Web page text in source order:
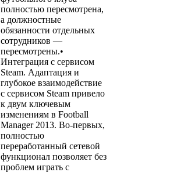
полностью пересмотрена,
а должностные
обязанности отдельных
сотрудников —
пересмотрены.•
Интеграция с сервисом
Steam. Адаптация и
глубокое взаимодействие
с сервисом Steam привело
к двум ключевым
изменениям в Football
Manager 2013. Во-первых,
полностью
переработанный сетевой
функционал позволяет без
проблем играть с